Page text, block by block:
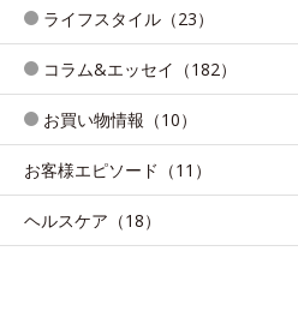
ライフスタイル（23）
コラム&エッセイ（182）
お買い物情報（10）
お客様エピソード（11）
ヘルスケア（18）